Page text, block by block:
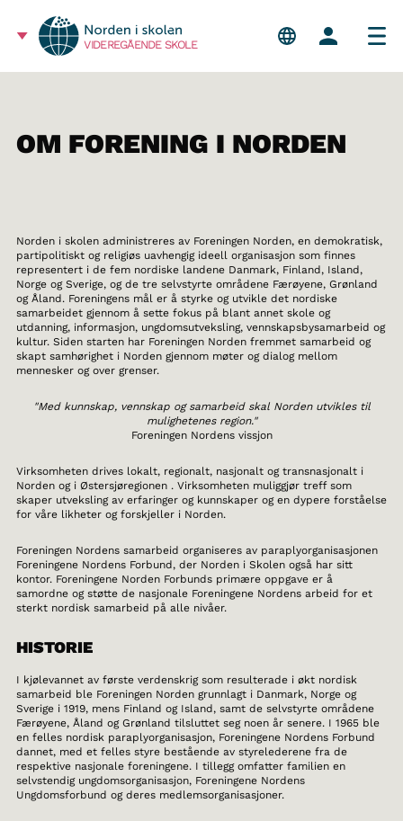
VIDEREGÅENDE SKOLE
OM FORENING I NORDEN
Norden i skolen administreres av Foreningen Norden, en demokratisk,
partipolitiskt og religiøs uavhengig ideell organisasjon som finnes
representert i de fem nordiske landene Danmark, Finland, Island,
Norge og Sverige, og de tre selvstyrte områdene Færøyene, Grønland
og Åland. Foreningens mål er å styrke og utvikle det nordiske
samarbeidet gjennom å sette fokus på blant annet skole og
utdanning, informasjon, ungdomsutveksling, vennskapsbysamarbeid og
kultur. Siden starten har Foreningen Norden fremmet samarbeid og
skapt samhørighet i Norden gjennom møter og dialog mellom
mennesker og over grenser.
"Med kunnskap, vennskap og samarbeid skal Norden utvikles til
mulighetenes region."
Foreningen Nordens vissjon
Virksomheten drives lokalt, regionalt, nasjonalt og transnasjonalt i
Norden og i Østersjøregionen . Virksomheten muliggjør treff som
skaper utveksling av erfaringer og kunnskaper og en dypere forståelse
for våre likheter og forskjeller i Norden.
Foreningen Nordens samarbeid organiseres av paraplyorganisasjonen
Foreningene Nordens Forbund, der Norden i Skolen også har sitt
kontor. Foreningene Norden Forbunds primære oppgave er å
samordne og støtte de nasjonale Foreningene Nordens arbeid for et
sterkt nordisk samarbeid på alle nivåer.
HISTORIE
I kjølevannet av første verdenskrig som resulterade i økt nordisk
samarbeid ble Foreningen Norden grunnlagt i Danmark, Norge og
Sverige i 1919, mens Finland og Island, samt de selvstyrte områdene
Færøyene, Åland og Grønland tilsluttet seg noen år senere. I 1965 ble
en felles nordisk paraplyorganisasjon, Foreningene Nordens Forbund
dannet, med et felles styre bestående av styrelederene fra de
respektive nasjonale foreningene. I tillegg omfatter familien en
selvstendig ungdomsorganisasjon, Foreningene Nordens
Ungdomsforbund og deres medlemsorganisasjoner.